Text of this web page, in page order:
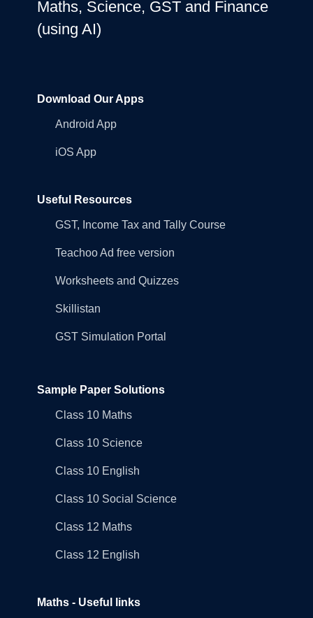
Maths, Science, GST and Finance
(using AI)
Download Our Apps
Android App
iOS App
Useful Resources
GST, Income Tax and Tally Course
Teachoo Ad free version
Worksheets and Quizzes
Skillistan
GST Simulation Portal
Sample Paper Solutions
Class 10 Maths
Class 10 Science
Class 10 English
Class 10 Social Science
Class 12 Maths
Class 12 English
Maths - Useful links